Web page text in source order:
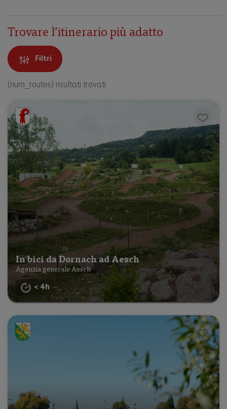
Trovare l’itinerario più adatto
Filtri
(num_routes) risultati trovati
In bici da Dornach ad Aesch
Agenzia generale Aesch
< 4h